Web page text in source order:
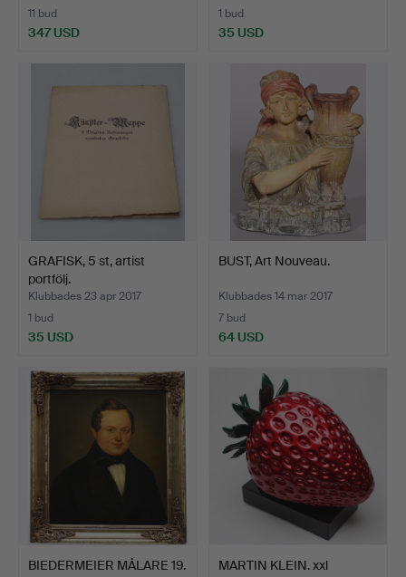
11 bud
347 USD
1 bud
35 USD
GRAFISK, 5 st, artist
portfölj.
Klubbades 23 apr 2017
1 bud
35 USD
BUST, Art Nouveau.
Klubbades 14 mar 2017
7 bud
64 USD
BIEDERMEIER MÅLARE 19.
MARTIN KLEIN. xxl